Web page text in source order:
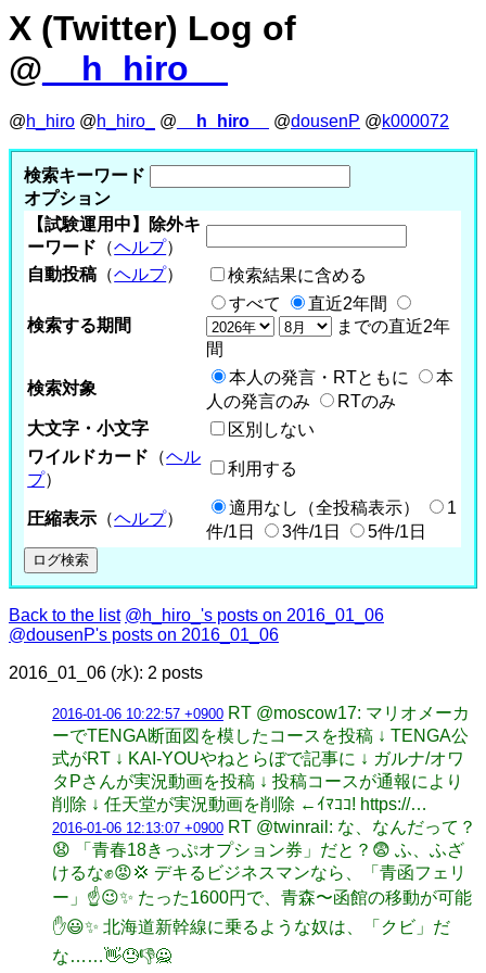
X (Twitter) Log of
@ __h_hiro__
@h_hiro @h_hiro_ @ __h_hiro__ @dousenP @k000072
検索キーワード
オプション
【試験運用中】除外キ
ーワード （ヘルプ）
自動投稿 （ヘルプ） 検索結果に含める
検索する期間
すべて
直近2年間
までの直近2年
間
検索対象
本人の発言・RTともに
本
人の発言のみ
RTのみ
大文字・小文字
区別しない
ワイルドカード （ヘル
プ）
利用する
圧縮表示 （ヘルプ）
適用なし（全投稿表示）
1
件/1日
3件/1日 5件/1日
Back to the list @h_hiro_'s posts on 2016_01_06
@dousenP's posts on 2016_01_06
2016_01_06 (水): 2 posts
2016-01-06 10:22:57 +0900 RT @moscow17: マリオメーカ
ーでTENGA断面図を模したコースを投稿 ↓ TENGA公
式がRT ↓ KAI-YOUやねとらぼで記事に ↓ ガルナ/オワ
タPさんが実況動画を投稿 ↓ 投稿コースが通報により
削除 ↓ 任天堂が実況動画を削除 ←ｲﾏｺｺ! https://…
2016-01-06 12:13:07 +0900 RT @twinrail: な、なんだって？
😧 「青春18きっぷオプション券」だと？😨 ふ、ふざ
けるな✊😡💢 デキるビジネスマンなら、「青函フェリ
ー」☝️😉✨ たった1600円で、青森〜函館の移動が可能
✋😃✨ 北海道新幹線に乗るような奴は、「クビ」だ
な……👋😓👎🙅